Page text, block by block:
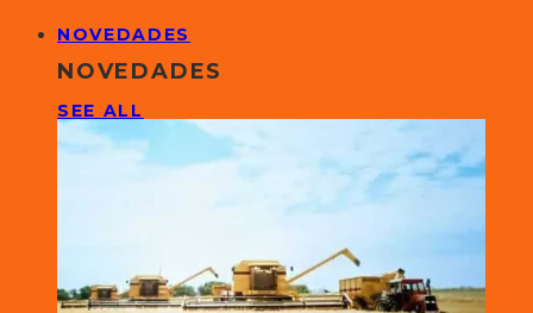
NOVEDADES
NOVEDADES
SEE ALL